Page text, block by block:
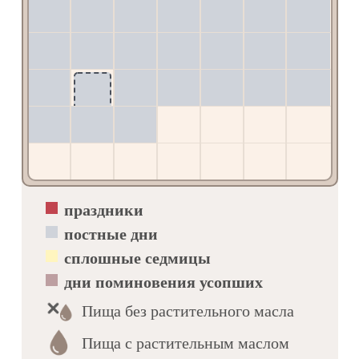
1 2 3 4 5 6
7
8
9 10 11 12 13 14
15 16 17 18 19 20 21
22
24
29 30 31
праздники
постные дни
сплошные седмицы
дни поминовения усопших
Пища без растительного масла
Пища с растительным маслом
почти́м вси,/ я́ко почествова́вшия Го́спода,/ и
страда́льчествовавшия за Него́,/ и ли́ка
Безпло́тных на Небесе́х дости́гшия,// и
Величание
Ермоге́не и Евгра́фе,/ и чтим честна́я
страда́ния ва́ша,/ я́же за Христа́/ претерпе́ли
есте́.
Белгородского
Тропарь, глас 3
Святи́телю Христу́ Бо́гу возлю́бленне,/
пра́вило ве́ры и о́браз милосе́рдия лю́дем
был еси́,/ бде́нием же, посто́м и моли́твою,/
я́ко свети́льник пресве́тлый, просия́л еси́/ и